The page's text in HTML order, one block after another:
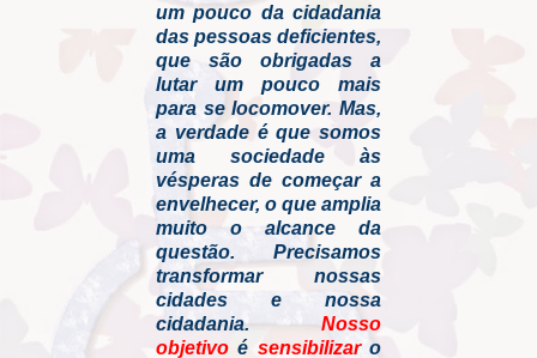
um pouco da cidadania
das pessoas deficientes,
que são obrigadas a
lutar um pouco mais
para se locomover. Mas,
a verdade é que somos
uma sociedade às
vésperas de começar a
envelhecer, o que amplia
muito o alcance da
questão. Precisamos
transformar nossas
cidades e nossa
cidadania. Nosso
objetivo é sensibilizaro